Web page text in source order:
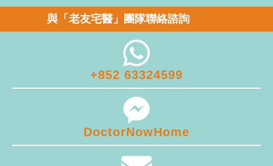
與「老友宅醫」團隊聯絡諮詢
+852 63324599
DoctorNowHome